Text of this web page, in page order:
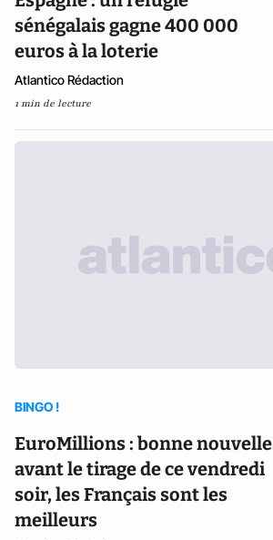
sénégalais gagne 400 000
euros à la loterie
Atlantico Rédaction
1 min de lecture
BINGO !
EuroMillions : bonne nouvelle
avant le tirage de ce vendredi
soir, les Français sont les
meilleurs